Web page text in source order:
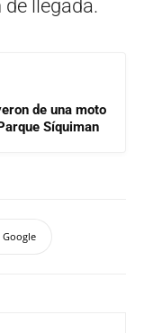
llegada.
de una moto
Síquiman
Google